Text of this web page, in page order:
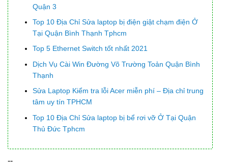
Quận 3
Top 10 Địa Chỉ Sửa laptop bị điện giật chạm điện Ở
Tại Quận Bình Thạnh Tphcm
Top 5 Ethernet Switch tốt nhất 2021
Dịch Vụ Cài Win Đường Võ Trường Toản Quận Bình
Thạnh
Sửa Laptop Kiểm tra lỗi Acer miễn phí – Địa chỉ trung
tâm uy tín TPHCM
Top 10 Địa Chỉ Sửa laptop bị bể rơi vỡ Ở Tại Quận
Thủ Đức Tphcm
--